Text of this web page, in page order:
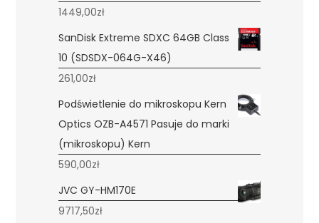
1449,00zł
SanDisk Extreme SDXC 64GB Class
10 (SDSDX-064G-X46)
261,00zł
Podświetlenie do mikroskopu Kern
Optics OZB-A4571 Pasuje do marki
(mikroskopu) Kern
590,00zł
JVC GY-HM170E
9717,50zł